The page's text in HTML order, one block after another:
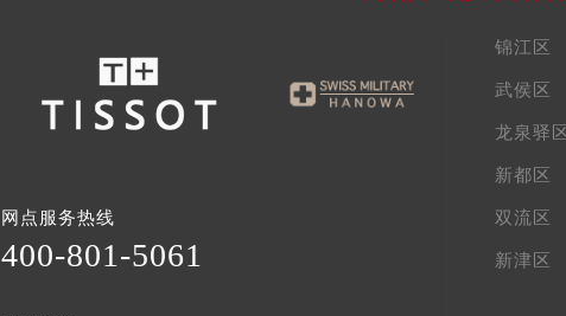
网点服务热线
400-801-5061
锦江区
武侯区
龙泉驿区
新都区
双流区
新津区